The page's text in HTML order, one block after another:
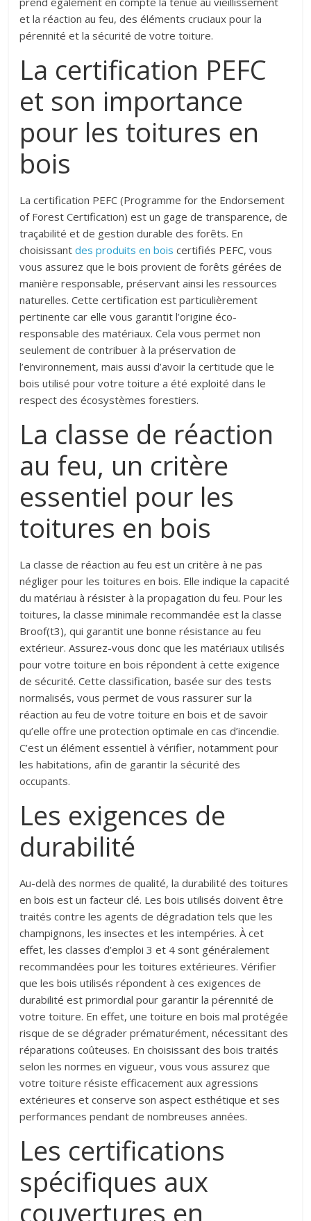
et la réaction au feu, des éléments cruciaux pour la
pérennité et la sécurité de votre toiture.
La certification PEFC
et son importance
pour les toitures en
bois
La certification PEFC (Programme for the Endorsement
of Forest Certification) est un gage de transparence, de
traçabilité et de gestion durable des forêts. En
choisissantdes produits en bois certifiés PEFC, vous
vous assurez que le bois provient de forêts gérées de
manière responsable, préservant ainsi les ressources
naturelles. Cette certification est particulièrement
pertinente car elle vous garantit l’origine éco-
responsable des matériaux. Cela vous permet non
seulement de contribuer à la préservation de
l’environnement, mais aussi d’avoir la certitude que le
bois utilisé pour votre toiture a été exploité dans le
respect des écosystèmes forestiers.
La classe de réaction
au feu, un critère
essentiel pour les
toitures en bois
La classe de réaction au feu est un critère à ne pas
négliger pour les toitures en bois. Elle indique la capacité
du matériau à résister à la propagation du feu. Pour les
toitures, la classe minimale recommandée est la classe
Broof(t3), qui garantit une bonne résistance au feu
extérieur. Assurez-vous donc que les matériaux utilisés
pour votre toiture en bois répondent à cette exigence
de sécurité. Cette classification, basée sur des tests
normalisés, vous permet de vous rassurer sur la
réaction au feu de votre toiture en bois et de savoir
qu’elle offre une protection optimale en cas d’incendie.
C’est un élément essentiel à vérifier, notamment pour
les habitations, afin de garantir la sécurité des
occupants.
Les exigences de
durabilité
Au-delà des normes de qualité, la durabilité des toitures
en bois est un facteur clé. Les bois utilisés doivent être
traités contre les agents de dégradation tels que les
champignons, les insectes et les intempéries. À cet
effet, les classes d’emploi 3 et 4 sont généralement
recommandées pour les toitures extérieures. Vérifier
que les bois utilisés répondent à ces exigences de
durabilité est primordial pour garantir la pérennité de
votre toiture. En effet, une toiture en bois mal protégée
risque de se dégrader prématurément, nécessitant des
réparations coûteuses. En choisissant des bois traités
selon les normes en vigueur, vous vous assurez que
votre toiture résiste efficacement aux agressions
extérieures et conserve son aspect esthétique et ses
performances pendant de nombreuses années.
Les certifications
spécifiques aux
couvertures en